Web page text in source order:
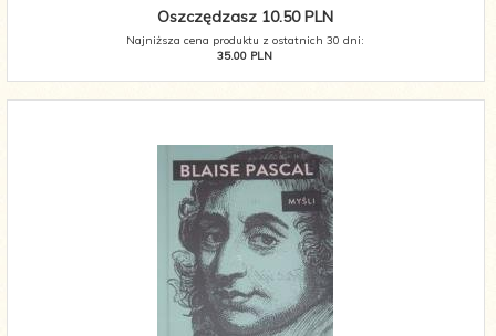
Oszczędzasz 10.50 PLN
Najniższa cena produktu z ostatnich 30 dni:
35.00 PLN